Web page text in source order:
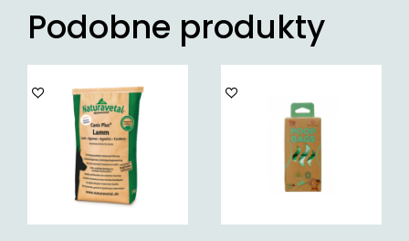
Podobne produkty